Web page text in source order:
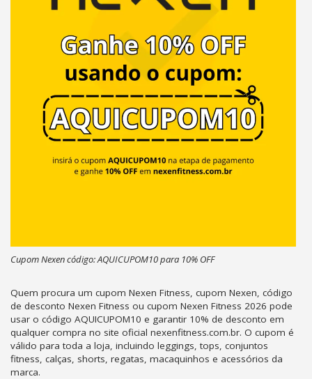
Cupom Nexen código: AQUICUPOM10 para 10% OFF
Quem procura um cupom Nexen Fitness, cupom Nexen, código
de desconto Nexen Fitness ou cupom Nexen Fitness 2026 pode
usar o código AQUICUPOM10 e garantir 10% de desconto em
qualquer compra no site oficial nexenfitness.com.br. O cupom é
válido para toda a loja, incluindo leggings, tops, conjuntos
fitness, calças, shorts, regatas, macaquinhos e acessórios da
marca.